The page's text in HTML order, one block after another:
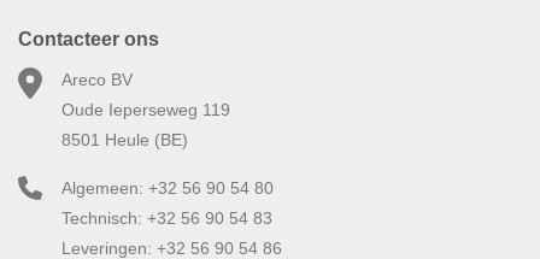
Contacteer ons
Areco BV
Oude Ieperseweg 119
8501 Heule (BE)
Algemeen: +32 56 90 54 80
Technisch: +32 56 90 54 83
Leveringen: +32 56 90 54 86